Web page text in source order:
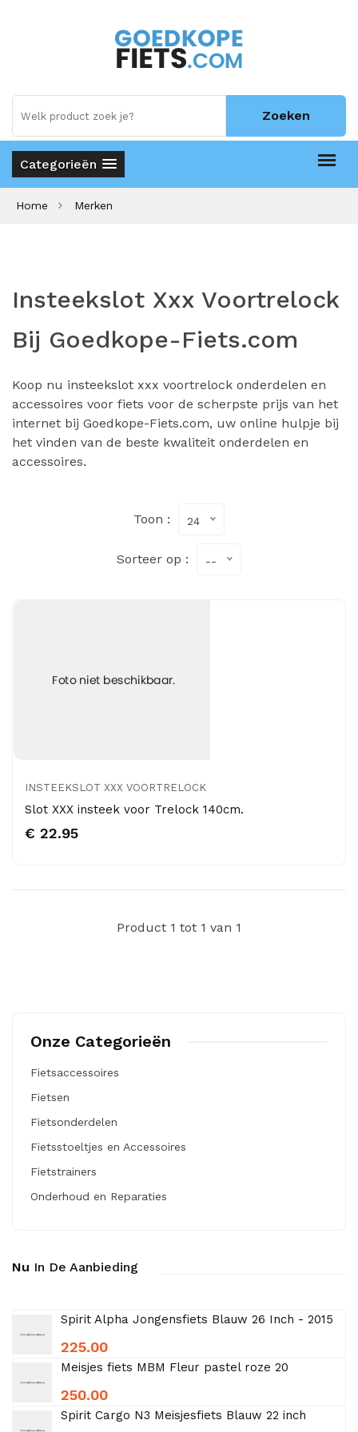
Zoeken
Categorieën
Home Merken
Insteekslot Xxx Voortrelock
Bij Goedkope-Fiets.com
Koop nu insteekslot xxx voortrelock onderdelen en
accessoires voor fiets voor de scherpste prijs van het
internet bij Goedkope-Fiets.com, uw online hulpje bij
het vinden van de beste kwaliteit onderdelen en
accessoires.
Toon : 24
Sorteer op : --
INSTEEKSLOT XXX VOORTRELOCK
Slot XXX insteek voor Trelock 140cm.
€ 22.95
Product 1 tot 1 van 1
Onze Categorieën
Fietsaccessoires
Fietsen
Fietsonderdelen
Fietsstoeltjes en Accessoires
Fietstrainers
Onderhoud en Reparaties
Nu In De Aanbieding
Spirit Alpha Jongensfiets Blauw 26 Inch - 2015
225.00
Meisjes fiets MBM Fleur pastel roze 20
250.00
Spirit Cargo N3 Meisjesfiets Blauw 22 inch